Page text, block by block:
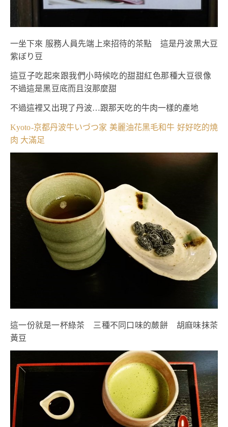
一坐下來 服務人員先端上來招待的茶點 這是丹波黒大豆
紫ぼり豆
這豆子吃起來跟我們小時候吃的甜甜紅色那種大豆很像
不過這是黑豆底而且沒那麼甜
不過這裡又出現了丹波…跟那天吃的牛肉一樣的產地
Kyoto-京都丹波牛いづつ家 美麗油花黑毛和牛 好好吃的燒
肉 大滿足
這一份就是一杯綠茶 三種不同口味的蕨餅 胡麻味抹茶
黃豆